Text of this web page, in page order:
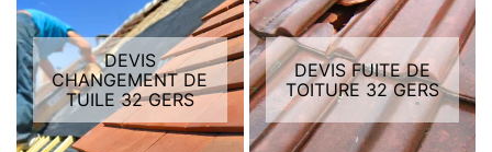
DEVIS
CHANGEMENT DE
TUILE 32 GERS
DEVIS FUITE DE
TOITURE 32 GERS